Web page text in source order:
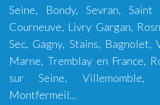
Seine, Bondy, Sevran,
Courneuve, Livry Gargan,
Sec, Gagny, Stains,
Marne, Tremblay en France,
sur Seine, Villemomble,
Montfermeil...